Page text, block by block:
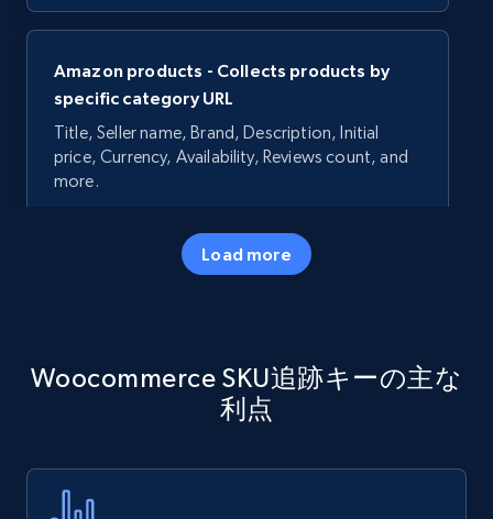
Amazon products - Collects products by
specific category URL
Title, Seller name, Brand, Description, Initial
price, Currency, Availability, Reviews count, and
more.
5.7K+ 今すぐ始める
specific keywords
Title, Seller name, Brand, Description, Initial
Load more
Woocommerce SKU追跡キーの主な
利点